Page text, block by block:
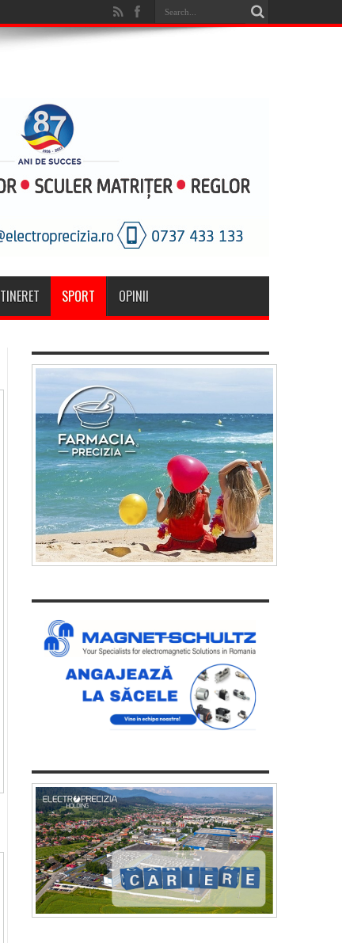
TINERET SPORT OPINII